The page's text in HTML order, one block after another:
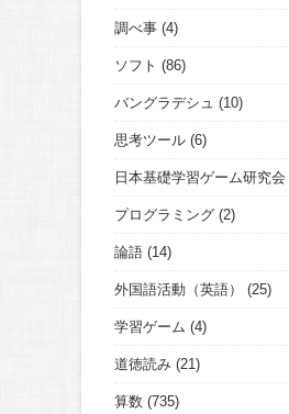
調べ事 (4)
ソフト (86)
バングラデシュ (10)
思考ツール (6)
日本基礎学習ゲーム研究会
プログラミング (2)
論語 (14)
外国語活動（英語） (25)
学習ゲーム (4)
道徳読み (21)
算数 (735)